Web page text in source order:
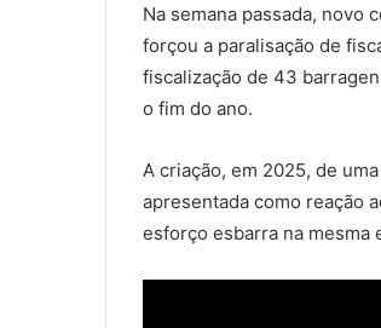
Na semana passada, novo
forçou a paralisação de
fiscalização de 43
o fim do ano.
A criação, em 2025, de
apresentada como reação
esforço esbarra na mesma